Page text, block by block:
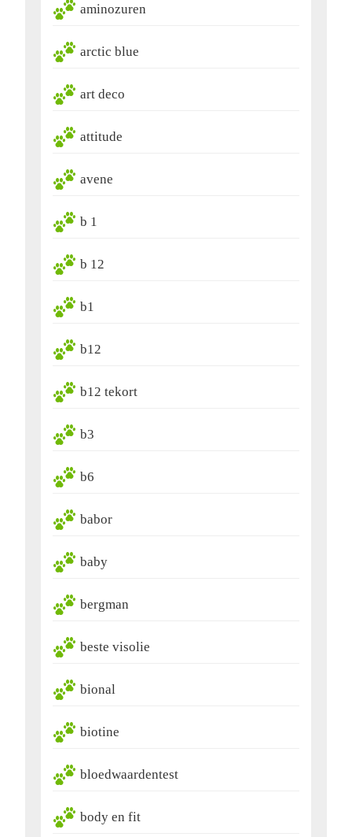
aminozuren
arctic blue
art deco
attitude
avene
b 1
b 12
b1
b12
b12 tekort
b3
b6
babor
baby
bergman
beste visolie
bional
biotine
bloedwaardentest
body en fit